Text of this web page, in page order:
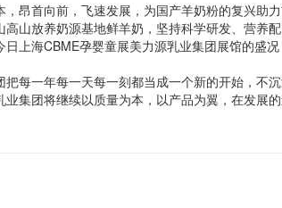
昂首向前，飞速发展，为国产羊奶粉的复兴助
放养奶源基地鲜羊奶，坚持科学研发、营养配
上海CBME孕婴童展美力源乳业集团展馆的盛况
每一年每一天每一刻都当成一个新的开始，不
集团将继续以质量为本，以产品为翼，在发展